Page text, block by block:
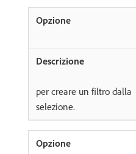
per creare un filtro dalla
selezione.